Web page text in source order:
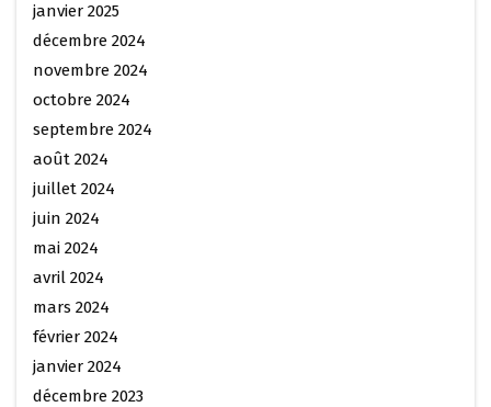
janvier 2025
décembre 2024
novembre 2024
octobre 2024
septembre 2024
août 2024
juillet 2024
juin 2024
mai 2024
avril 2024
mars 2024
février 2024
janvier 2024
décembre 2023